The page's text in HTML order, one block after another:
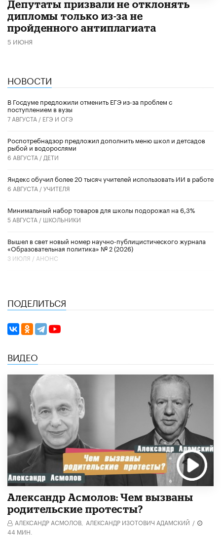
Депутаты призвали не отклонять
дипломы только из-за не
пройденного антиплагиата
5 ИЮНЯ
НОВОСТИ
В Госдуме предложили отменить ЕГЭ из-за проблем с
поступлением в вузы
7 АВГУСТА / ЕГЭ И ОГЭ
Роспотребнадзор предложил дополнить меню школ и детсадов
рыбой и водорослями
6 АВГУСТА / ДЕТИ
​Яндекс обучил более 20 тысяч учителей использовать ИИ в работе
6 АВГУСТА /УЧИТЕЛЯ
Минимальный набор товаров для школы подорожал на 6,3%
5 АВГУСТА / ШКОЛЬНИКИ
Вышел в свет новый номер научно-публицистического журнала
«Образовательная политика» № 2 (2026)
3 ИЮЛЯ / АНОНС
ПОДЕЛИТЬСЯ
ВИДЕО
Александр Асмолов: Чем вызваны
родительские протесты?
АЛЕКСАНДР АСМОЛОВ, АЛЕКСАНДР ИЗОТОВИЧ АДАМСКИЙ /
44 МИН.